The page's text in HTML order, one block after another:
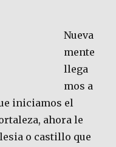
Nueva
mente
llega
mos a
iniciamos el
ahora le
o castillo que